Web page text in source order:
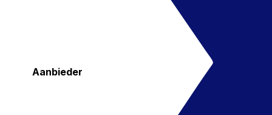
Aanbieder